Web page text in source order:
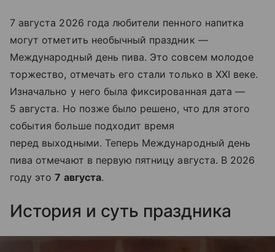
7 августа 2026 года любители пенного напитка
могут отметить необычный праздник —
Международный день пива. Это совсем молодое
торжество, отмечать его стали только в XXI веке.
Изначально у него была фиксированная дата —
5 августа. Но позже было решено, что для этого
события больше подходит время
перед выходными. Теперь Международный день
пива отмечают в первую пятницу августа. В 2026
году это7 августа.
История и суть праздника